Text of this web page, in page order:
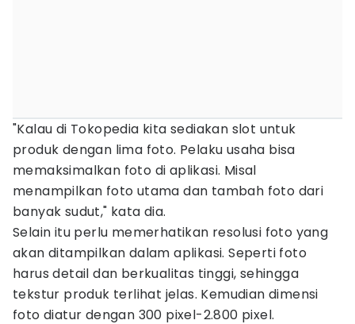
"Kalau di Tokopedia kita sediakan slot untuk
produk dengan lima foto. Pelaku usaha bisa
memaksimalkan foto di aplikasi. Misal
menampilkan foto utama dan tambah foto dari
banyak sudut," kata dia.
Selain itu perlu memerhatikan resolusi foto yang
akan ditampilkan dalam aplikasi. Seperti foto
harus detail dan berkualitas tinggi, sehingga
tekstur produk terlihat jelas. Kemudian dimensi
foto diatur dengan 300 pixel-2.800 pixel.